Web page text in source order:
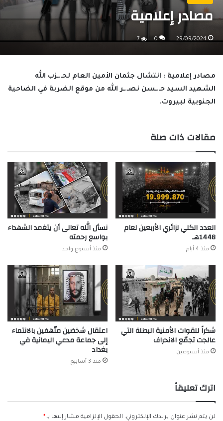
مصادر إعلامية
29/09/2024
0
7
مصادر إعلامية : انتشال جثمان الأمين العام لحـ.ـزب الله
الشهيد السيد حـ.ـسن نصـ.ـر الله من موقع الضربة في الضاحية
الجنوبية لبيروت.
مقالات ذات صلة
العدد الكلي لزائري الأربعين لعام
1448هـ
منذ 4 أيام
نسأل الله تعالى أن يتغمد الشهداء
بواسع رحمته
منذ أسبوع واحد
شكراً للقوات الأمنية البطلة التي
عالجت تجمّع الانحراف
منذ أسبوعين
اعتقال شخصَين متّهمَين بالانتماء
إلى جماعة مدعي اليمانية في
بغداد
منذ 3 أسابيع
اترك تعليقاً
لن يتم نشر عنوان بريدك الإلكتروني. الحقول الإلزامية مشار إليها بـ *